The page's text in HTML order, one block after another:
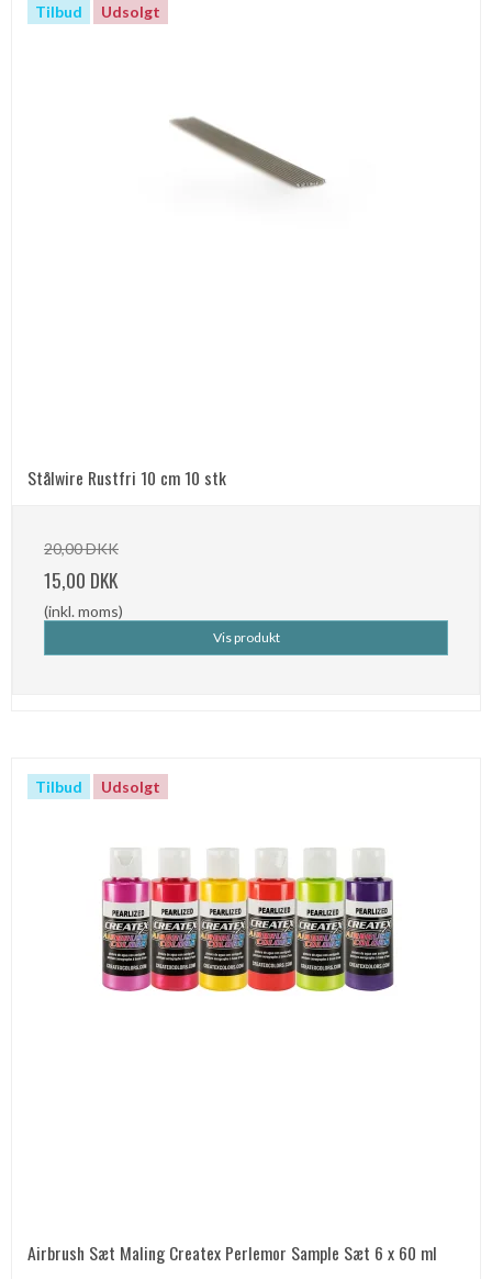
Tilbud Udsolgt
Stålwire Rustfri 10 cm 10 stk
20,00 DKK
15,00 DKK
(inkl. moms)
Vis produkt
Tilbud Udsolgt
Airbrush Sæt Maling Createx Perlemor Sample Sæt 6 x 60 ml